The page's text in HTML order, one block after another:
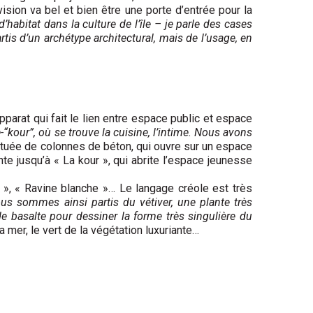
va bel et bien être une porte d’entrée pour la
dans la culture de l’île – je parle des cases
d’un archétype architectural, mais de l’usage, en
qui fait le lien entre espace public et espace
où se trouve la cuisine, l’intime. Nous avons
de colonnes de béton, qui ouvre sur un espace
jusqu’à « La kour », qui abrite l’espace jeunesse
« Ravine blanche »… Le langage créole est très
sommes ainsi partis du vétiver, une plante très
basalte pour dessiner la forme très singulière du
le vert de la végétation luxuriante…